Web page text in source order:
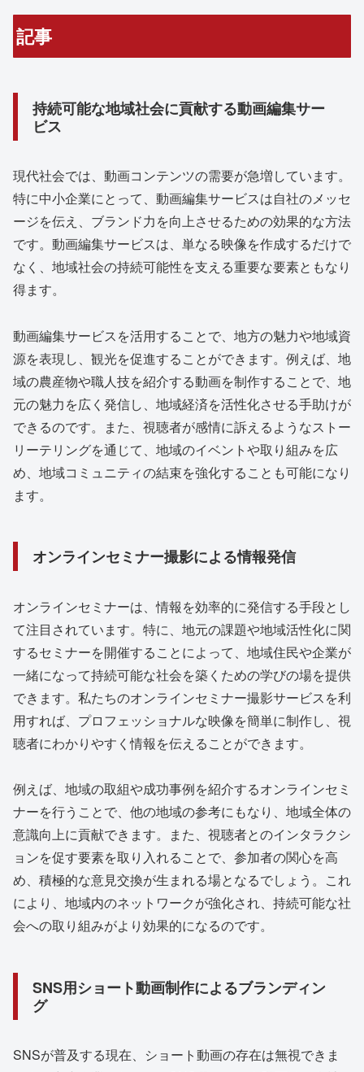
記事
持続可能な地域社会に貢献する動画編集サー
ビス
現代社会では、動画コンテンツの需要が急増しています。
特に中小企業にとって、動画編集サービスは自社のメッセ
ージを伝え、ブランド力を向上させるための効果的な方法
です。動画編集サービスは、単なる映像を作成するだけで
なく、地域社会の持続可能性を支える重要な要素ともなり
得ます。
動画編集サービスを活用することで、地方の魅力や地域資
源を表現し、観光を促進することができます。例えば、地
域の農産物や職人技を紹介する動画を制作することで、地
元の魅力を広く発信し、地域経済を活性化させる手助けが
できるのです。また、視聴者が感情に訴えるようなストー
リーテリングを通じて、地域のイベントや取り組みを広
め、地域コミュニティの結束を強化することも可能になり
ます。
オンラインセミナー撮影による情報発信
オンラインセミナーは、情報を効率的に発信する手段とし
て注目されています。特に、地元の課題や地域活性化に関
するセミナーを開催することによって、地域住民や企業が
一緒になって持続可能な社会を築くための学びの場を提供
できます。私たちのオンラインセミナー撮影サービスを利
用すれば、プロフェッショナルな映像を簡単に制作し、視
聴者にわかりやすく情報を伝えることができます。
例えば、地域の取組や成功事例を紹介するオンラインセミ
ナーを行うことで、他の地域の参考にもなり、地域全体の
意識向上に貢献できます。また、視聴者とのインタラクシ
ョンを促す要素を取り入れることで、参加者の関心を高
め、積極的な意見交換が生まれる場となるでしょう。これ
により、地域内のネットワークが強化され、持続可能な社
会への取り組みがより効果的になるのです。
SNS用ショート動画制作によるブランディン
グ
SNSが普及する現在、ショート動画の存在は無視できま